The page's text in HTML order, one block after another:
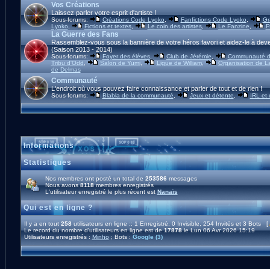
Vos Créations
Laissez parler votre esprit d'artiste !
Sous-forums: Créations Code Lyoko, Fanfictions Code Lyoko,
Lyoko, Fictions et textes, Le coin des artistes, Le Fanzine
La Guerre des Fans
Rassemblez-vous sous la bannière de votre héros favori et aidez-le à
(Saison 2013 - 2014)
Sous-forums: Foyer des élèves, Club de Jérémie
Communauté
Tribu d'Odd
Salon de Yumi, Ligue de William,
Organisation de
de Delmas
Communauté
L'endroit où vous pouvez faire connaissance et parler de tout et de rien !
Sous-forums: Blabla de la communauté, Jeux et détente, IRL et
Informations
Statistiques
Nos membres ont posté un total de 253586 messages
Nous avons8118membres enregistrés
L'utilisateur enregistré le plus récent est Nanaïs
Qui est en ligne ?
Il y a en tout 258 utilisateurs en ligne :: 1 Enregistré, 0 Invisible, 254 Invités et 3 Bots [
Le record du nombre d'utilisateurs en ligne est de17878le Lun 06 Avr 2026 15:19
Utilisateurs enregistrés : Minho; Bots : Google (3)